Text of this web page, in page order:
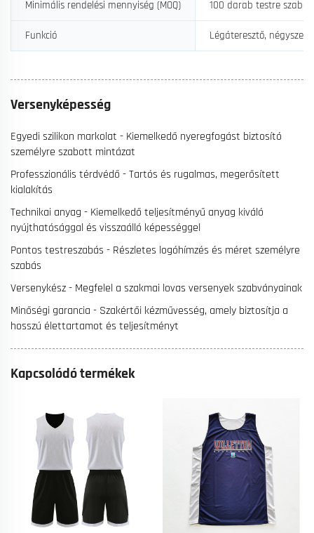
Minimális rendelési mennyiség (MOQ) 100 darab testre
Funkció Légáteresztő,
Versenyképesség
Egyedi szilikon markolat - Kiemelkedő nyeregfogást biztosító
személyre szabott mintázat
Professzionális térdvédő - Tartós és rugalmas, megerősített
kialakítás
Technikai anyag - Kiemelkedő teljesítményű anyag kiváló
nyújthatósággal és visszaálló képességgel
Pontos testreszabás - Részletes logóhímzés és méret személyre
szabás
Versenykész - Megfelel a szakmai lovas versenyek szabványainak
Minőségi garancia - Szakértői kézművesség, amely biztosítja a
hosszú élettartamot és teljesítményt
Kapcsolódó termékek